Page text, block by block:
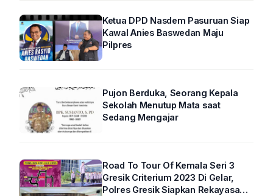
Ketua DPD Nasdem Pasuruan Siap
Kawal Anies Baswedan Maju
Pilpres
Pujon Berduka, Seorang Kepala
Sekolah Menutup Mata saat
Sedang Mengajar
Road To Tour Of Kemala Seri 3
Gresik Criterium 2023 Di Gelar,
Polres Gresik Siapkan Rekayasa